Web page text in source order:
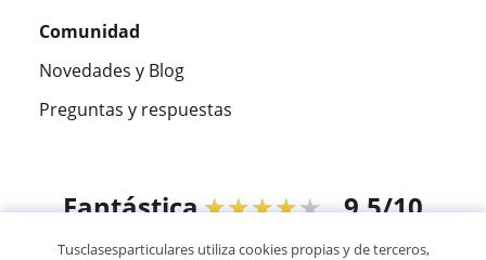
Comunidad
Novedades y Blog
Preguntas y respuestas
Fantástica★★★★★ 9,5/10
305915opiniones de alumnos
Tusclasesparticulares utiliza cookies propias y de terceros,